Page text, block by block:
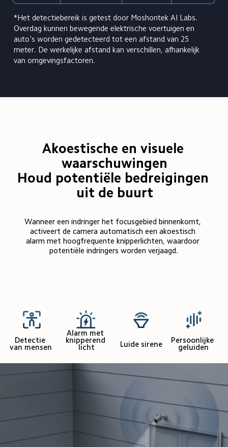
*Het detectiebereik is getest door Moshontek AI Labs.
Overdag kunnen bewegende elektrische voertuigen en
auto's worden gedetecteerd tot een afstand van 25
meter. De werkelijke afstand kan verschillen, afhankelijk
van omgevingsfactoren.
Akoestische en visuele
waarschuwingen
Houd potentiële bedreigingen
uit de buurt
Wanneer een indringer het focusgebied binnenkomt,
activeert de camera automatisch een akoestisch
alarm met hoogfrequente knipperlichten, waardoor
potentiële indringers worden verjaagd.
Detectie
van mensen
Alarm met
knipperend
licht
Luide sirene
Persoonlijke
geluiden